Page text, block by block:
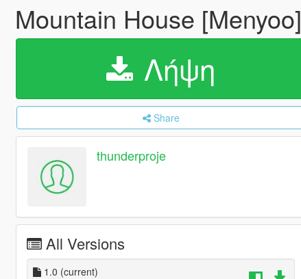
Mountain House [Menyoo]
Λήψη
Share
thunderproje
All Versions
1.0 (current)